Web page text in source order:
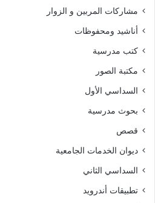
مشاركات المربين و الزوار
أناشيد ومحفوظات
كتب مدرسية
مكتبة الصور
السداسي الأول
بحوث مدرسية
قصص
ديوان الخدمات الجامعية
السداسي الثاني
تطبيقات أندرويد